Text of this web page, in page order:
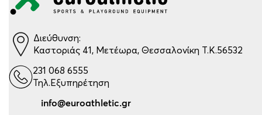
Διεύθυνση:
Καστοριάς 41, Μετέωρα, Θεσσαλονίκη Τ.Κ.56532
231 068 6555
Τηλ.Εξυπηρέτηση
info@euroathletic.gr